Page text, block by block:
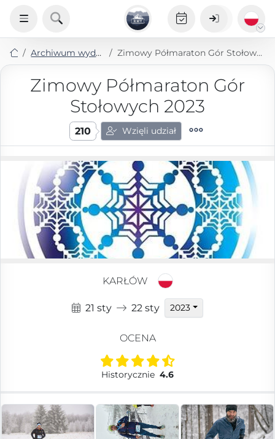
Archiwum wydarzeń Zimowy Półmaraton Gór Stołowych 2023
Zimowy Półmaraton Gór
Stołowych 2023
210 Wzięli udział
KARŁÓW
21 sty 22 sty 2023
OCENA
Historycznie 4.6